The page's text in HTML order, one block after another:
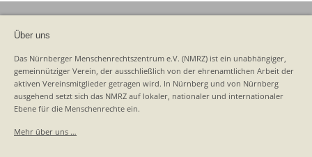
Über uns
Das Nürnberger Menschenrechtszentrum e.V. (NMRZ) ist ein unabhängiger,
gemeinnütziger Verein, der ausschließlich von der ehrenamtlichen Arbeit der
aktiven Vereinsmitglieder getragen wird. In Nürnberg und von Nürnberg
ausgehend setzt sich das NMRZ auf lokaler, nationaler und internationaler
Ebene für die Menschenrechte ein.
Mehr über uns …